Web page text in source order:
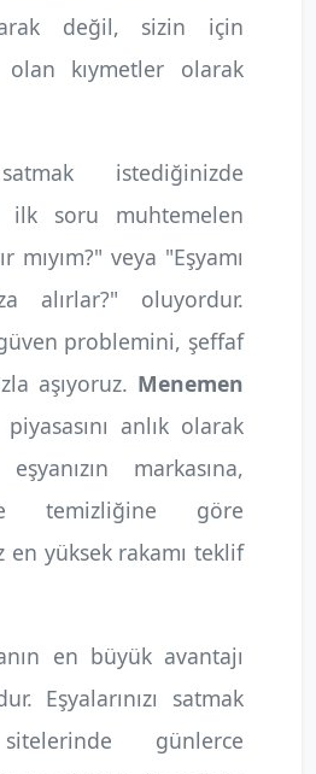
değil, sizin için
kıymetler olarak
satmak istediğinizde
ilk soru muhtemelen
mıyım?" veya "Eşyamı
alırlar?" oluyordur.
problemini, şeffaf
aşıyoruz. Menemen
piyasasını anlık olarak
markasına,
temizliğine göre
en yüksek rakamı teklif
en büyük avantajı
Eşyalarınızı satmak
günlerce